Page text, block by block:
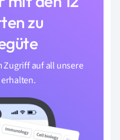
zu
Zugriff auf all unsere